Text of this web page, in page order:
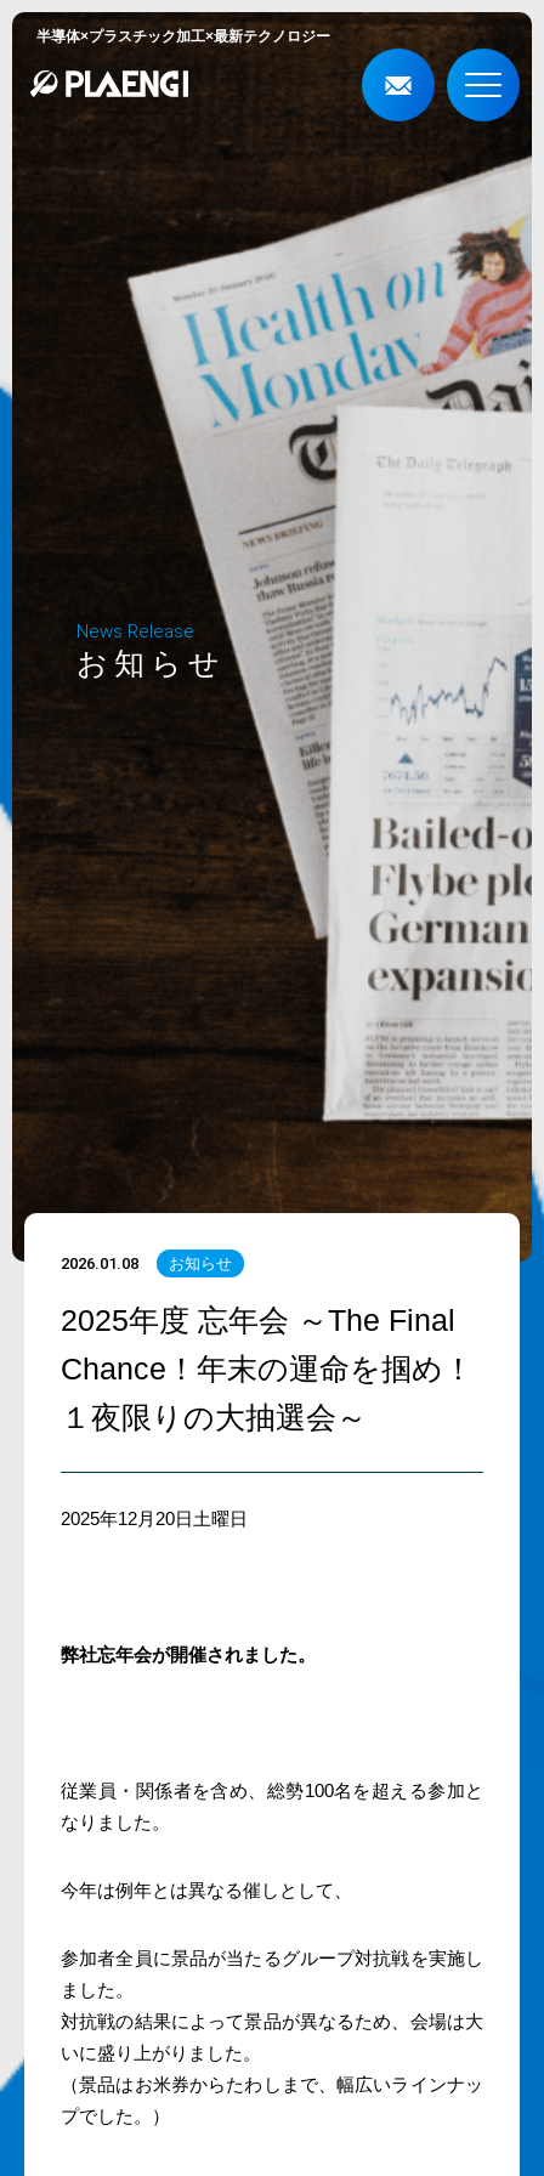
半導体×プラスチック加工×最新テクノロジー
News Release
お知らせ
2026.01.08 お知らせ
2025年度 忘年会 ～The Final
Chance！年末の運命を掴め！
１夜限りの大抽選会～
2025年12月 20日土曜日
弊社忘年会が開催されました。
従業員・関係者を含め、総勢100名を超える参加と
なりました。
今年は例年とは異なる催しとして、
参加者全員に景品が当たるグループ対抗戦を実施し
ました。
対抗戦の結果によって景品が異なるため、会場は大
いに盛り上がりました。
（景品はお米券からたわしまで、幅広いラインナッ
プでした。）